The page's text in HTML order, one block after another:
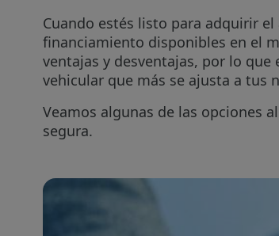
Cuando estés listo para adquirir
financiamiento disponibles en el
ventajas y desventajas, por lo
vehicular que más se ajusta a tus
Veamos algunas de las opciones
segura.